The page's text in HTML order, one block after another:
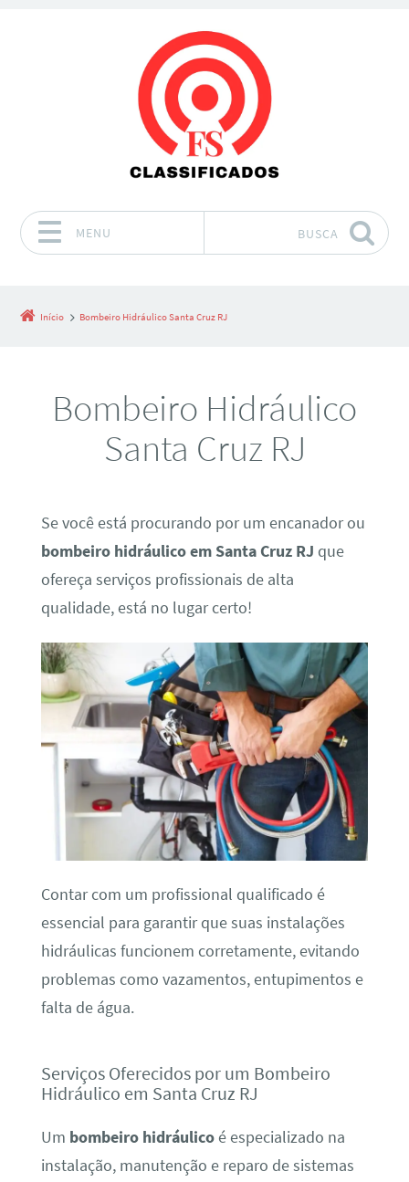
MENU BUSCA
Início Bombeiro Hidráulico Santa Cruz RJ
Bombeiro Hidráulico
Santa Cruz RJ
Se você está procurando por um encanador ou
bombeiro hidráulico em Santa Cruz RJ que
ofereça serviços profissionais de alta
qualidade, está no lugar certo!
Contar com um profissional qualificado é
essencial para garantir que suas instalações
hidráulicas funcionem corretamente, evitando
problemas como vazamentos, entupimentos e
falta de água.
Serviços Oferecidos por um Bombeiro
Hidráulico em Santa Cruz RJ
Um bombeiro hidráulicoé especializado na
instalação, manutenção e reparo de sistemas